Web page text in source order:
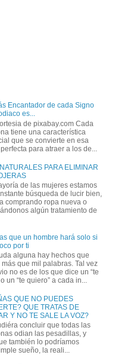
Encantador de cada Signo
es...
de pixabay.com Cada
tiene una característica
que se convierte en esa
para atraer a los de...
PARA ELIMINAR
de las mujeres estamos
búsqueda de lucir bien,
comprando ropa nueva o
algún tratamiento de
que un hombre hará solo si
por ti
alguna hay hechos que
que mil palabras. Tal vez
no es de los que dice un “te
un “te quiero” a cada in...
QUE NO PUEDES
QUE TRATAS DE
Y NO TE SALE LA VOZ?
concluir que todas las
odian las pesadillas, y
también lo podríamos
sueño, la reali...